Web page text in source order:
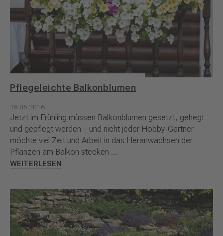
Pflegeleichte Balkonblumen
18.05.2016
Jetzt im Frühling müssen Balkonblumen gesetzt, gehegt
und gepflegt werden – und nicht jeder Hobby-Gärtner
möchte viel Zeit und Arbeit in das Heranwachsen der
Pflanzen am Balkon stecken …
WEITERLESEN